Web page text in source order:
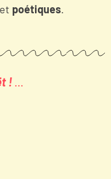
et poétiques.
! ...